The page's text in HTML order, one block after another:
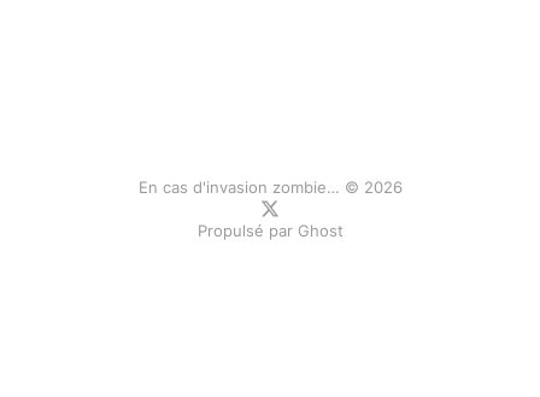
En cas d'invasion zombie… © 2026
Propulsé par Ghost